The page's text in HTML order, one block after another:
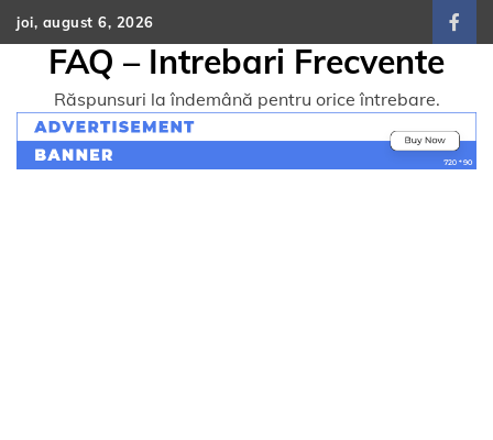
Skip
to
content
joi, august 6, 2026
FAQ – Intrebari Frecvente
Răspunsuri la îndemână pentru orice întrebare.